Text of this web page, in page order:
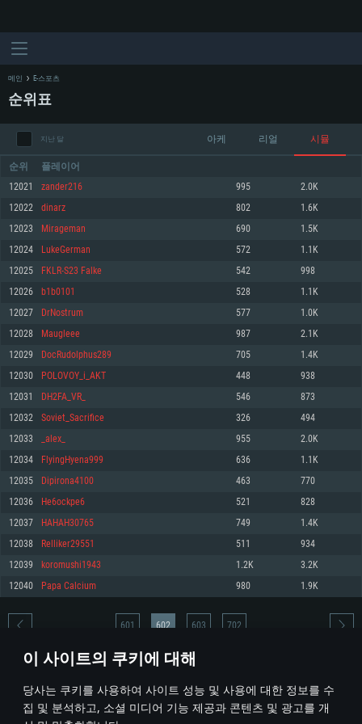
이 사이트의 쿠키에 대해
당사는 쿠키를 사용하여 사이트 성능 및 사용에 대한 정보를 수
집 및 분석하고, 소셜 미디어 기능 제공과 콘텐츠 및 광고를 개
시스템 요구사항
최소사양
운영체제: Windows 10 (64 bit)
프로세서: 2.2 GHz 듀얼코어 이상
메모리: 4GB
그래픽 카드: DirectX 11 이상을 지원하는 AMD Radeon 77XX / NVIDIA
GeForce GT 660. 최소 사양 해상도: 720p
네트워크: 브로드밴드 인터넷
여유 저장 공간: 22.1 GB (최소 클라이언트)
권장 사양
570 혹은 그 이상
여유 저장 공간: 62.2 GB (전체 클라이언트)
최소사양
운영체제: Mac OS Big Sur 11.0
프로세서: 최소 2.2 GHz의 Core i5 (Intel Xeon 은 지원하지 않습니다)
메모리: 6 GB
그래픽 카드: Metal 을 지원하는 Intel Iris Pro 5200 (Mac), 혹은 이와 비슷한 성
능을 가지는 Mac 버전의 AMD/Nvidia. 최소 해상도: 720p
네트워크: 브로드밴드 인터넷
여유 저장 공간: 22.1 GB (최소 클라이언트)
권장 사양
네트워크: 브로드밴드 인터넷
여유 저장 공간: 62.2 GB (전체 클라이언트)
최소사양
운영체제: 64bit Linux 중 최신 버전
프로세서: 2.4 GHz 듀얼코어
메모리: 4 GB
그래픽 카드: Vulkan 을 지원하고, 최신 그래픽 드라이버를 지원하는 NVIDIA
660 (6개월 미만) 혹은 그와 동급의 성능을 가지며 최신 그래픽 드라이버를 지
원하는 AMD (6개월 미만; 최소사양 지원 해상도 720p)
네트워크: 브로드밴드 인터넷
여유 저장 공간: 22.1 GB (최소 클라이언트)
권장 사양
운영체제: Ubuntu 20.04 64bit
프로세서: Intel Core i7
메모리: 16 GB
그래픽 카드: Vulkan 을 지원하고, 최신 그래픽 드라이버를 지원하는 NVIDIA
1060 (6개월 미만) 혹은 그와 동급의 성능을 가지며 최신 그래픽 드라이버를
지원하는 AMD RX 570 (6개월 미만; 최소사양 지원 해상도 720p) 이상
여유 저장 공간: 62.2 GB (전체 클라이언트)
메인 E-스포츠
순위표
지난 달 아케 리얼 시뮬
순위 플레이어
12021 zander216 995 2.0K
12022 dinarz 802 1.6K
12023 Mirageman 690 1.5K
12024 LukeGerman 572 1.1K
12025 FKLR-S23 Falke 542 998
12026 b1b0101 528 1.1K
12027 DrNostrum 577 1.0K
12028 Maugleee 987 2.1K
12029 DocRudolphus289 705 1.4K
12030 POLOVOY_i_AKT 448 938
12031 DH2FA_VR_ 546 873
12032 Soviet_Sacrifice 326 494
12033 _alex_ 955 2.0K
12034 FlyingHyena999 636 1.1K
12035 Dipirona4100 463 770
12036 He6ockpe6 521 828
12037 HAHAH30765 749 1.4K
12038 Relliker29551 511 934
12039 koromushi1943 1.2K 3.2K
12040 Papa Calcium 980 1.9K
* 순위표는 매일 1회 갱신됩니다
601 602 603 702